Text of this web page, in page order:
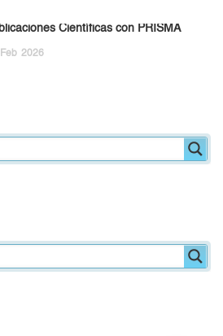
Científicas con PRISMA
Feb 2026